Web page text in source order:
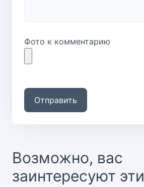
Фото к комментарию
Отправить
Возможно, вас
заинтересуют эти